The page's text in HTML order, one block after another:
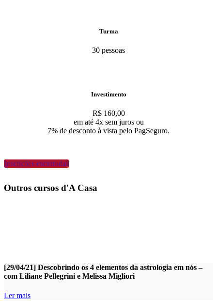
Turma
30 pessoas
Investimento
R$ 160,00
em até 4x sem juros ou
7% de desconto à vista pelo PagSeguro.
Inscrições encerradas
Outros cursos d'A Casa
[29/04/21] Descobrindo os 4 elementos da astrologia em nós –
com Liliane Pellegrini e Melissa Migliori
Ler mais